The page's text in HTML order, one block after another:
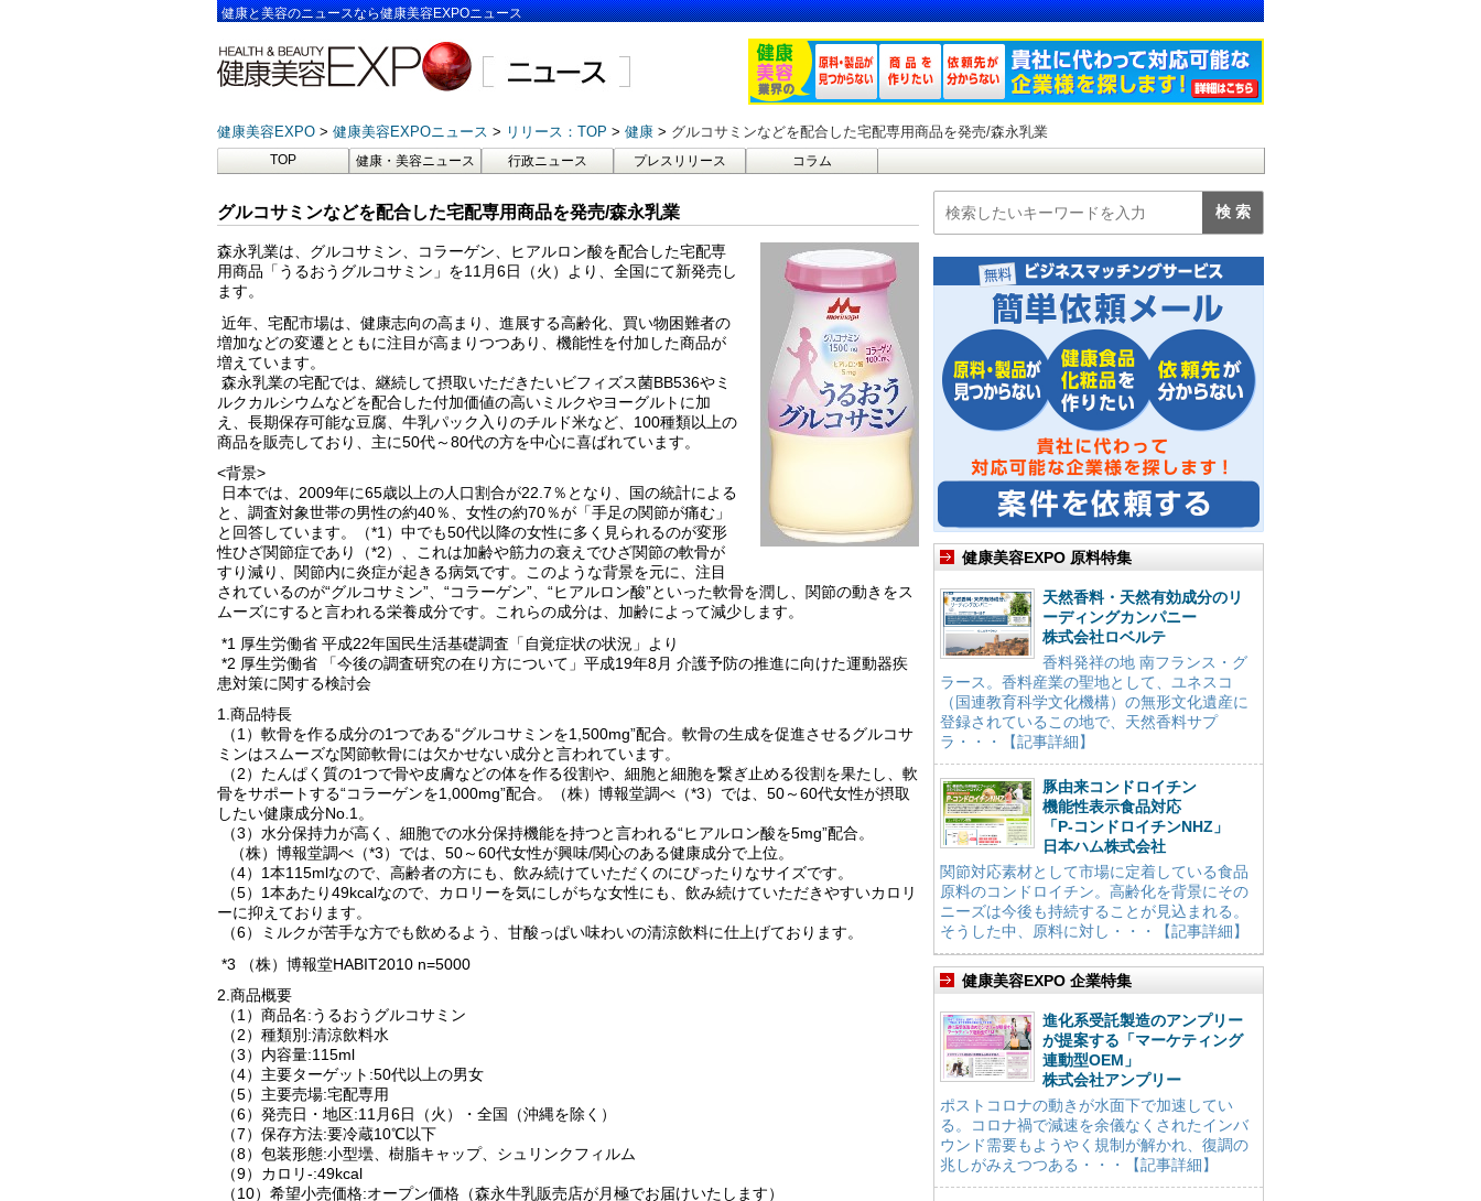
健康と美容のニュースなら健康美容EXPOニュース
健康美容EXPO 健康美容EXPOニュース リリース：TOP 健康 グルコサミンなどを配合した宅配専用商品を発売/森永乳業
TOP 健康・美容ニュース 行政ニュース プレスリリース コラム
グルコサミンなどを配合した宅配専用商品を発売/森永乳業
森永乳業は、グルコサミン、コラーゲン、ヒアルロン酸を配合した宅配専
用商品「うるおうグルコサミン」を11月6日（火）より、全国にて新発売し
ます。
近年、宅配市場は、健康志向の高まり、進展する高齢化、買い物困難者の
増加などの変遷とともに注目が高まりつつあり、機能性を付加した商品が
増えています。
森永乳業の宅配では、継続して摂取いただきたいビフィズス菌BB536やミ
ルクカルシウムなどを配合した付加価値の高いミルクやヨーグルトに加
え、長期保存可能な豆腐、牛乳パック入りのチルド米など、100種類以上の
商品を販売しており、主に50代～80代の方を中心に喜ばれています。
<背景>
日本では、2009年に65歳以上の人口割合が22.7％となり、国の統計による
と、調査対象世帯の男性の約40％、女性の約70％が「手足の関節が痛む」
と回答しています。（*1）中でも50代以降の女性に多く見られるのが変形
性ひざ関節症であり（*2）、これは加齢や筋力の衰えでひざ関節の軟骨が
すり減り、関節内に炎症が起きる病気です。このような背景を元に、注目
されているのが“グルコサミン”、“コラーゲン”、“ヒアルロン酸”といった軟骨を潤し、関節の動きをス
ムーズにすると言われる栄養成分です。これらの成分は、加齢によって減少します。
*1 厚生労働省 平成22年国民生活基礎調査「自覚症状の状況」より
*2 厚生労働省 「今後の調査研究の在り方について」平成19年8月 介護予防の推進に向けた運動器疾
患対策に関する検討会
1.商品特長
（1）軟骨を作る成分の1つである“グルコサミンを1,500mg”配合。軟骨の生成を促進させるグルコサ
ミンはスムーズな関節軟骨には欠かせない成分と言われています。
（2）たんぱく質の1つで骨や皮膚などの体を作る役割や、細胞と細胞を繋ぎ止める役割を果たし、軟
骨をサポートする“コラーゲンを1,000mg”配合。（株）博報堂調べ（*3）では、50～60代女性が摂取
したい健康成分No.1。
（3）水分保持力が高く、細胞での水分保持機能を持つと言われる“ヒアルロン酸を5mg”配合。
（株）博報堂調べ（*3）では、50～60代女性が興味/関心のある健康成分で上位。
（4）1本115mlなので、高齢者の方にも、飲み続けていただくのにぴったりなサイズです。
（5）1本あたり49kcalなので、カロリーを気にしがちな女性にも、飲み続けていただきやすいカロリ
ーに抑えております。
（6）ミルクが苦手な方でも飲めるよう、甘酸っぱい味わいの清涼飲料に仕上げております。
*3 （株）博報堂HABIT2010 n=5000
2.商品概要
（1）商品名:うるおうグルコサミン
（2）種類別:清涼飲料水
（3）内容量:115ml
（4）主要ターゲット:50代以上の男女
（5）主要売場:宅配専用
（6）発売日・地区:11月6日（火）・全国（沖縄を除く）
（7）保存方法:要冷蔵10℃以下
（8）包装形態:小型壜、樹脂キャップ、シュリンクフィルム
（9）カロリ-:49kcal
（10）希望小売価格:オープン価格（森永牛乳販売店が月極でお届けいたします）
健康美容EXPO 原料特集
天然香料・天然有効成分のリ
ーディングカンパニー
株式会社ロベルテ
香料発祥の地 南フランス・グ
ラース。香料産業の聖地として、ユネスコ
（国連教育科学文化機構）の無形文化遺産に
登録されているこの地で、天然香料サプ
ラ・・・【記事詳細】
豚由来コンドロイチン
機能性表示食品対応
「P-コンドロイチンNHZ」
日本ハム株式会社
関節対応素材として市場に定着している食品
原料のコンドロイチン。高齢化を背景にその
ニーズは今後も持続することが見込まれる。
そうした中、原料に対し・・・【記事詳細】
健康美容EXPO 企業特集
進化系受託製造のアンプリー
が提案する「マーケティング
連動型OEM」
株式会社アンプリー
ポストコロナの動きが水面下で加速してい
る。コロナ禍で減速を余儀なくされたインバ
ウンド需要もようやく規制が解かれ、復調の
兆しがみえつつある・・・【記事詳細】